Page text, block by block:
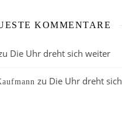
KOMMENTARE
Die Uhr dreht sich weiter
zu Die Uhr dreht sich